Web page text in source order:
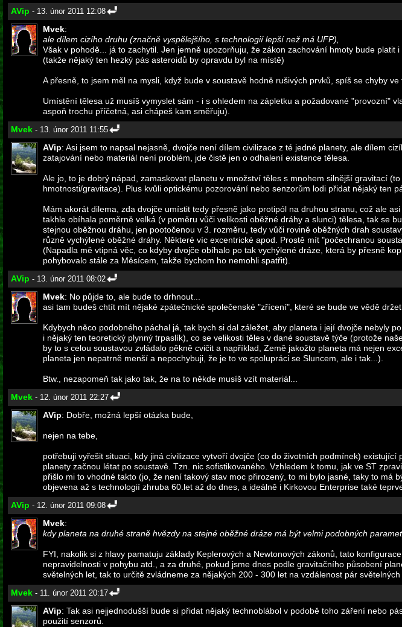
AVip - 13. únor 2011 12:08
Mvek:
ale dílem cizího druhu (značně vyspělejšího, s technologií lepší než má UFP),
Však v pohodě... já to zachytil. Jen jemně upozorňuju, že zákon zachování hmoty bude platit
(takže nějaký ten hezký pás asteroidů by opravdu byl na místě)
A přesně, to jsem měl na mysli, když bude v soustavě hodně rušivých prvků, spíš se chyby
Umístění tělesa už musíš vymyslet sám - i s ohledem na zápletku a požadované "provozní"
aspoň trochu příčetná, asi chápeš kam směřuju).
Mvek - 13. únor 2011 11:55
AVip: Asi jsem to napsal nejasně, dvojče není dílem civilizace z té jedné planety, ale dílem
zatajování nebo materiál není problém, jde čistě jen o odhalení existence tělesa.
Ale jo, to je dobrý nápad, zamaskovat planetu v množství těles s mnohem silnější gravitací
hmotnosti/gravitace). Plus kvůli optickému pozorování nebo senzorům lodi přidat nějaký ten
Mám akorát dilema, zda dvojče umístit tedy přesně jako protipól na druhou stranu, což ale
takhle obíhala poměrně velká (v poměru vůči velikosti oběžné dráhy a slunci) tělesa, tak se
stejnou oběžnou dráhu, jen pootočenou v 3. rozměru, tedy vůči rovině oběžných drah
různě vychýlené oběžné dráhy. Některé víc excentrické apod. Prostě mít "počechranou
(Napadla mě vtipná věc, co kdyby dvojče obíhalo po tak vychýlené dráze, která by přesně
pohybovalo stále za Měsícem, takže bychom ho nemohli spatřit).
AVip - 13. únor 2011 08:02
Mvek: No půjde to, ale bude to drhnout...
asi tam budeš chtít mít nějaké zpátečnické společenské "zřícení", které se bude ve vědě
Kdybych něco podobného páchal já, tak bych si dal záležet, aby planeta i její dvojče nebyly
i nějaký ten teoretický plynný trpaslík), co se velikosti těles v dané soustavě týče (protože
by to s celou soustavou zvládalo pěkně cvičit a například, Země jakožto planeta má nejen
planeta jen nepatrně menší a nepochybuji, že je to ve spolupráci se Sluncem, ale i tak...).
Btw., nezapomeň tak jako tak, že na to někde musíš vzít materiál...
Mvek - 12. únor 2011 22:27
AVip: Dobře, možná lepší otázka bude,
nejen na tebe,
potřebuji vyřešit situaci, kdy jiná civilizace vytvoří dvojče (co do životních podmínek)
planety začnou létat po soustavě. Tzn. nic sofistikovaného. Vzhledem k tomu, jak ve ST
přišlo mi to vhodné takto (jo, že není takový stav moc přirozený, to mi bylo jasné, taky to má
objevena až s technologií zhruba 60.let až do dnes, a ideálně i Kirkovou Enterprise také
AVip - 12. únor 2011 09:08
Mvek:
kdy planeta na druhé straně hvězdy na stejné oběžné dráze má být velmi podobných
FYI, nakolik si z hlavy pamatuju základy Keplerových a Newtonových zákonů, tato
nepravidelnosti v pohybu atd., a za druhé, pokud jsme dnes podle gravitačního působení
světelných let, tak to určitě zvládneme za nějakých 200 - 300 let na vzdálenost pár světelných
Mvek - 11. únor 2011 20:17
AVip: Tak asi nejjednodušší bude si přidat nějaký technoblábol v podobě toho záření nebo
použití senzorů.